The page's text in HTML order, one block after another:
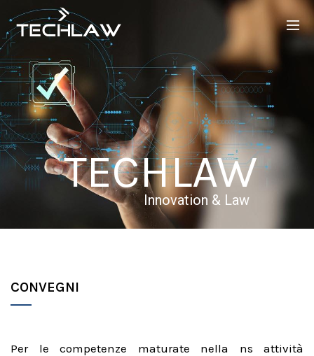
Innovation & Law
TECHLAW
CONVEGNI
Per le competenze maturate nella ns attività